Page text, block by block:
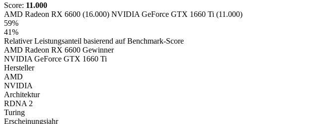
Score: 11.000
AMD Radeon RX 6600 (16.000) NVIDIA GeForce GTX 1660 Ti (11.000)
59%
41%
Relativer Leistungsanteil basierend auf Benchmark-Score
AMD Radeon RX 6600 Gewinner
NVIDIA GeForce GTX 1660 Ti
Hersteller
AMD
NVIDIA
Architektur
RDNA 2
Turing
Erscheinungsjahr